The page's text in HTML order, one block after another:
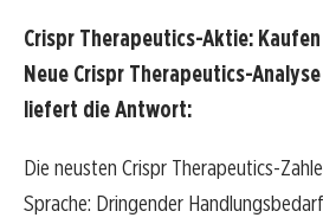
Crispr Therapeutics-Aktie:
Neue Crispr Therapeutics-
liefert die Antwort:
Die neusten Crispr Therapeutics-
Sprache: Dringender